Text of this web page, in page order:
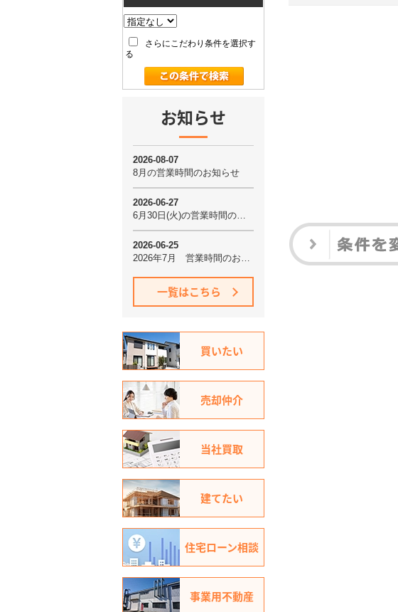
さらにこだわり条件を選択す
る
お知らせ
一覧はこちら
買いたい
売却仲介
当社買取
建てたい
住宅ローン相談
事業用不動産